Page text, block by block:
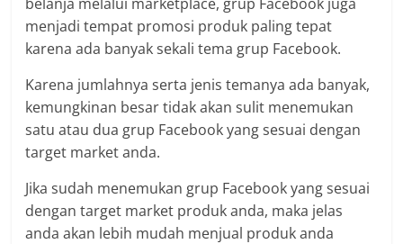
menjadi tempat promosi produk paling tepat
karena ada banyak sekali tema grup Facebook.
Karena jumlahnya serta jenis temanya ada banyak,
kemungkinan besar tidak akan sulit menemukan
satu atau dua grup Facebook yang sesuai dengan
target market anda.
Jika sudah menemukan grup Facebook yang sesuai
dengan target market produk anda, maka jelas
anda akan lebih mudah menjual produk anda